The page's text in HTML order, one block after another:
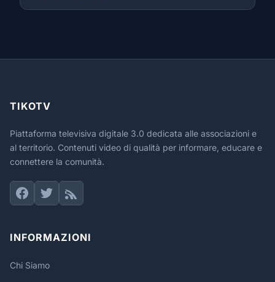
TIKOTV
Piattaforma televisiva digitale 3.0 dedicata alle associazioni e
al territorio. Contenuti video di qualità per informare, educare e
connettere la comunità.
INFORMAZIONI
Chi Siamo